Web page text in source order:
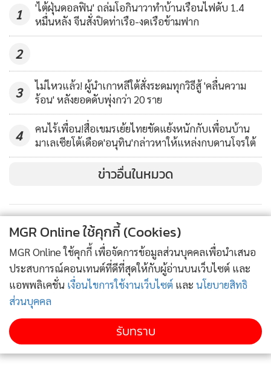
พื้นที่บางส่วนของเหอเป่ยยังอยู่ภายใต้การประกาศเตือนภัย
ระดับสูงสุด โดยเจ้าหน้าที่เตือนว่า อาจเกิดน้ำท่วมฉับพลันและ
ดินถล่ม
ขณะที่ประธานาธิบดีสี จิ้นผิง ออกมาประกาศเมื่อวันอังคาร ให้
ระดมความพยายามทั้งหมดเพื่อช่วยเหลือผู้สูญหายหรือถูก
ตัดขาดจากภัยพิบัติครั้งนี้
ด้านหนังสือพิมพ์โกลบัลไทมส์ของทางการจีนรายงานว่า
จากบ้านเรือนแล้ว
ซีซีทีวียังรายงานว่า รัฐบาลจัดสรรงบประมาณ 110 ล้านหยวน
(15.4 ล้านดอลลาร์) สำหรับการกู้ภัยในปักกิ่งและมณฑลรอบๆ
สำนักข่าวเอเอฟพีรายงานว่า มีสะพาน 2 แห่งในปักกิ่งถล่ม
ระหว่างฝนตกหนัก และซีซีทีวีเผยแพร่ภาพที่จอดรถของอาคาร
อพาร์ตเมนต์สูงแห่งหนึ่งที่น้ำท่วมและทำให้รถลอยทับซ้อนกัน
สัญญาณเตือนภัยดังไม่หยุด ขณะที่ในพื้นที่บริเวณอื่นๆ ผู้คนถือ
อุณหภูมิพุ่งสูงปรี๊ด!! ทั้งยุโรป-เอเชีย-
อเมริกาจ่อทำลายสถิติ มหันตภัย
1
'ไต้ฝุ่นดอลฟิน' ถล่มโอกินาวาทำบ้านเรือนไฟดับ 1.4
หมื่นหลัง จีนสั่งปิดท่าเรือ-งดเรือข้ามฟาก
2
3
ไม่ไหวแล้ว! ผู้นำเกาหลีใต้สั่งระดมทุกวิธีสู้ 'คลื่นความ
ร้อน' หลังยอดดับพุ่งกว่า 20 ราย
4
คนไร้เพื่อน!สื่อเขมรเย้ยไทยขัดแย้งหนักกับเพื่อนบ้าน
มาเลเซียโต้เดือด'อนุทิน'กล่าวหาให้แหล่งกบดานโจรใต้
ข่าวอื่นในหมวด
MGR Online ใช้คุกกี้ (Cookies)
MGR Online ใช้คุกกี้ เพื่อจัดการข้อมูลส่วนบุคคลเพื่อนำเสนอ
ประสบการณ์คอนเทนต์ที่ดีที่สุดให้กับผู้อ่านบนเว็บไซต์ และ
แอพพลิเคชั่น เงื่อนไขการใช้งานเว็บไซต์ และ นโยบายสิทธิ
ส่วนบุคคล
รับทราบ